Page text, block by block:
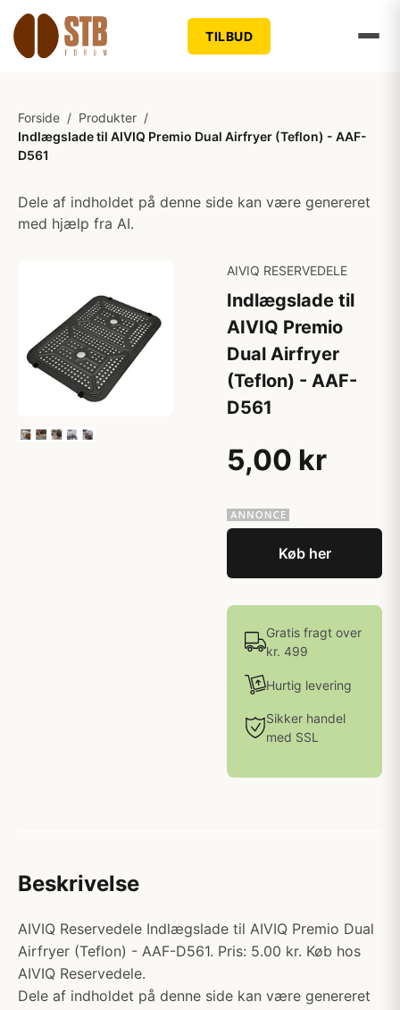
TILBUD
Forside / Produkter /
Indlægslade til AIVIQ Premio Dual Airfryer (Teflon) - AAF-
D561
Dele af indholdet på denne side kan være genereret
med hjælp fra AI.
AIVIQ RESERVEDELE
Indlægslade til
AIVIQ Premio
Dual Airfryer
(Teflon) - AAF-
D561
5,00 kr
Køb her
Gratis fragt over
kr. 499
Hurtig levering
Sikker handel
med SSL
Beskrivelse
AIVIQ Reservedele Indlægslade til AIVIQ Premio Dual
Airfryer (Teflon) - AAF-D561. Pris: 5.00 kr. Køb hos
AIVIQ Reservedele.
Dele af indholdet på denne side kan være genereret